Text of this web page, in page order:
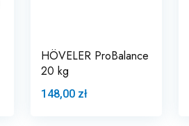
HÖVELER ProBalance
20 kg
148,00 zł